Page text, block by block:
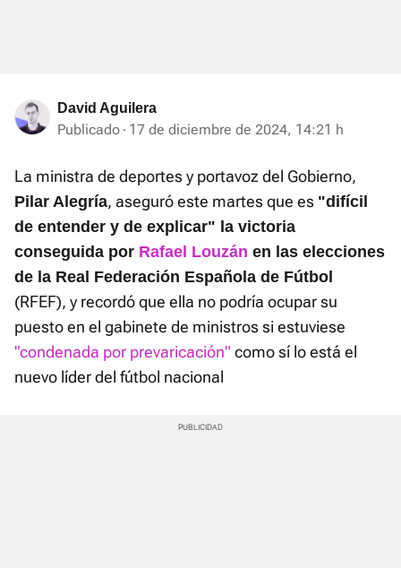
David Aguilera
Publicado 17 de diciembre de 2024, 14:21 h
La ministra de deportes y portavoz del Gobierno,
Pilar Alegría, aseguró este martes que es "difícil
de entender y de explicar" la victoria
conseguida por Rafael Louzán en las elecciones
de la Real Federación Española de Fútbol
(RFEF), y recordó que ella no podría ocupar su
puesto en el gabinete de ministros si estuviese
"condenada por prevaricación" como sí lo está el
nuevo líder del fútbol nacional